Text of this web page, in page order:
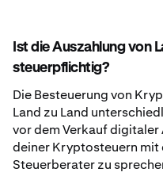
Ist die Auszahlung von
steuerpflichtig?
Die Besteuerung von
Land zu Land
vor dem Verkauf
deiner Kryptosteuern mit
Steuerberater zu